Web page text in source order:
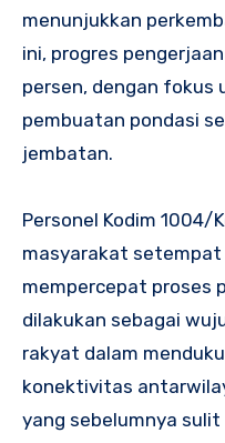
menunjukkan
ini, progres
persen, dengan fokus
pembuatan pondasi
jembatan.
Personel Kodim 1004/
masyarakat
mempercepat proses
dilakukan sebagai
rakyat dalam
konektivitas
yang sebelumnya sulit